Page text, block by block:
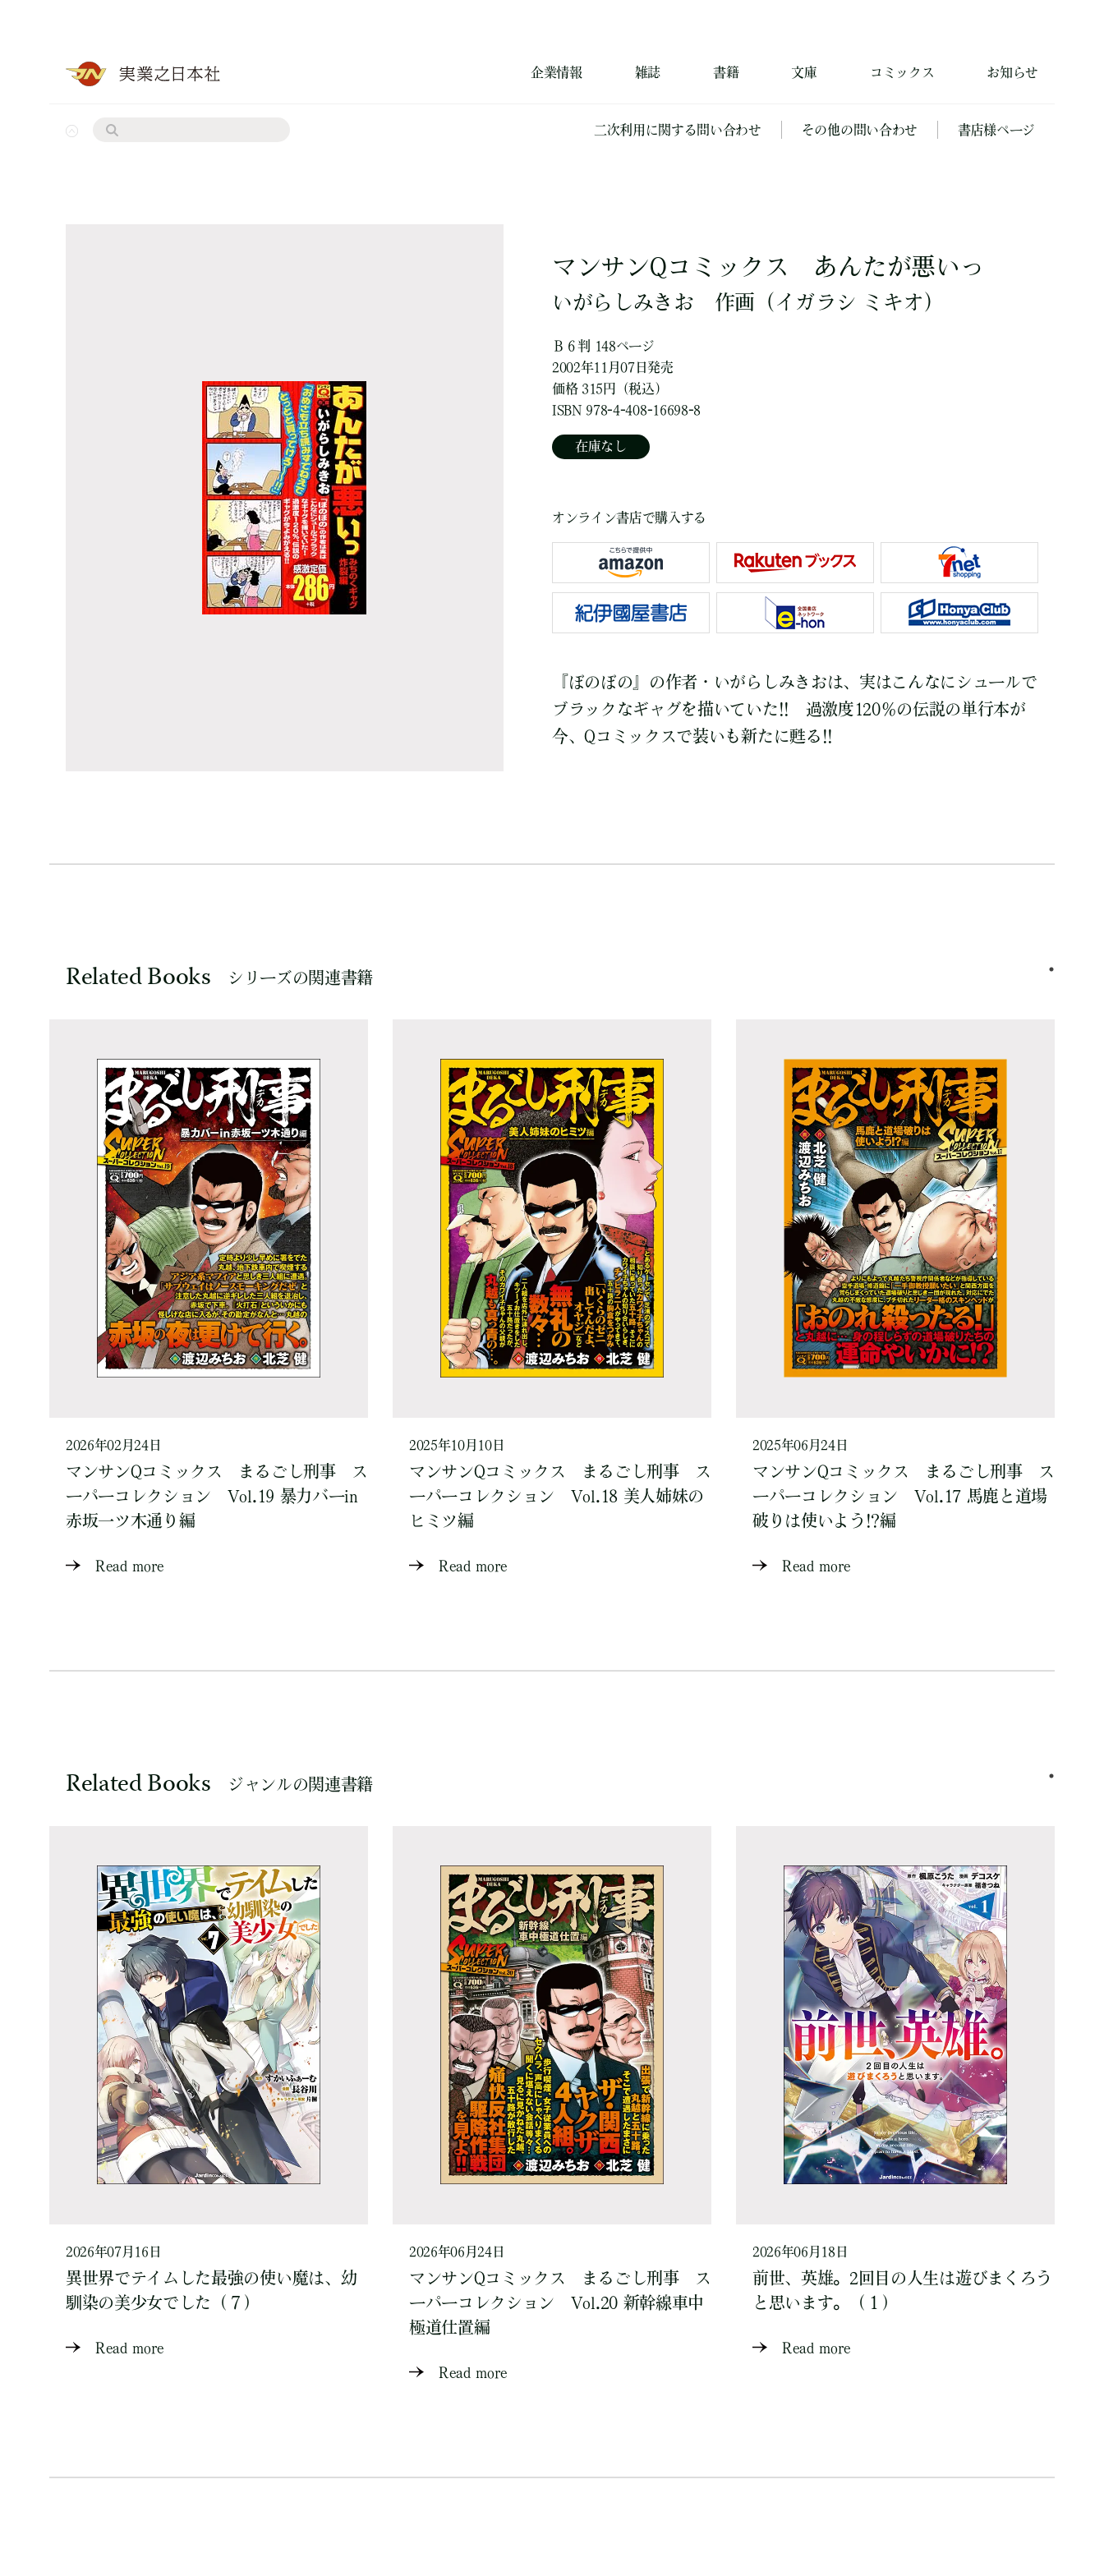
企業情報 雑誌 書籍 文庫 コミックス お知らせ
二次利用に関する問い合わせ その他の問い合わせ 書店様ページ
マンサンQコミックス あんたが悪いっ
いがらしみきお 作画 （イガラシ ミキオ）
Ｂ６判 148ページ
2002年11月07日発売
価格 315円（税込）
ISBN 978-4-408-16698-8
在庫なし
オンライン書店で購入する
『ぼのぼの』の作者・いがらしみきおは、実はこんなにシュールで
ブラックなギャグを描いていた!! 過激度120％の伝説の単行本が
今、Qコミックスで装いも新たに甦る!!
Related Books シリーズの関連書籍
2026年02月24日
マンサンQコミックス まるごし刑事 ス
ーパーコレクション Vol.19 暴力バーin
赤坂一ツ木通り編
Read more
2025年10月10日
マンサンQコミックス まるごし刑事 ス
ーパーコレクション Vol.18 美人姉妹の
ヒミツ編
Read more
2025年06月24日
マンサンQコミックス まるごし刑事 ス
ーパーコレクション Vol.17 馬鹿と道場
破りは使いよう!?編
Read more
Related Books ジャンルの関連書籍
2026年07月16日
異世界でテイムした最強の使い魔は、幼
馴染の美少女でした（７）
Read more
2026年06月24日
マンサンQコミックス まるごし刑事 ス
ーパーコレクション Vol.20 新幹線車中
極道仕置編
Read more
2026年06月18日
前世、英雄。2回目の人生は遊びまくろう
と思います。（１）
Read more